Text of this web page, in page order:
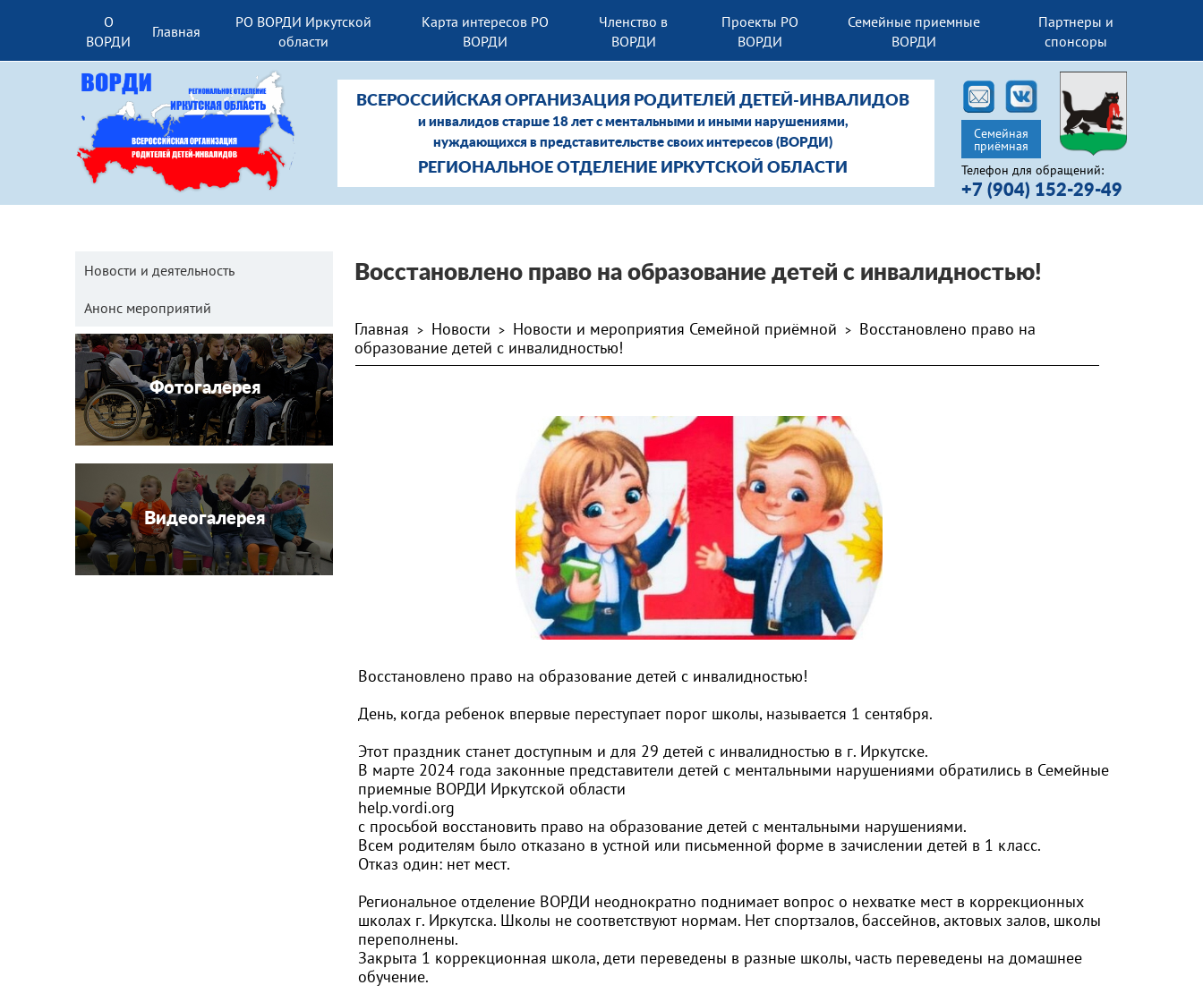
О
ВОРДИ
Главная
РО ВОРДИ Иркутской
области
Карта интересов РО
ВОРДИ
Членство в
ВОРДИ
Проекты РО
ВОРДИ
Семейные приемные
ВОРДИ
Партнеры и
спонсоры
Телефон для обращений:
+7 (904) 152-29-49
ВСЕРОССИЙСКАЯ ОРГАНИЗАЦИЯ РОДИТЕЛЕЙ ДЕТЕЙ-ИНВАЛИДОВ
и инвалидов старше 18 лет с ментальными и иными нарушениями,
нуждающихся в представительстве своих интересов (ВОРДИ)
РЕГИОНАЛЬНОЕ ОТДЕЛЕНИЕ ИРКУТСКОЙ ОБЛАСТИ
Семейная
приёмная
Новости и деятельность
Анонс мероприятий
Фотогалерея
Видеогалерея
Восстановлено право на образование детей с инвалидностью!
Главная > Новости > Новости и мероприятия Семейной приёмной > Восстановлено право на
образование детей с инвалидностью!
Восстановлено право на образование детей с инвалидностью!
День, когда ребенок впервые переступает порог школы, называется 1 сентября.
Этот праздник станет доступным и для 29 детей с инвалидностью в г. Иркутске.
В марте 2024 года законные представители детей с ментальными нарушениями обратились в Семейные
приемные ВОРДИ Иркутской области
help.vordi.org
с просьбой восстановить право на образование детей с ментальными нарушениями.
Всем родителям было отказано в устной или письменной форме в зачислении детей в 1 класс.
Отказ один: нет мест.
Региональное отделение ВОРДИ неоднократно поднимает вопрос о нехватке мест в коррекционных
школах г. Иркутска. Школы не соответствуют нормам. Нет спортзалов, бассейнов, актовых залов, школы
переполнены.
Закрыта 1 коррекционная школа, дети переведены в разные школы, часть переведены на домашнее
обучение.